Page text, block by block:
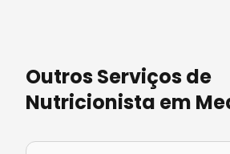
Outros Serviços de
Nutricionista em